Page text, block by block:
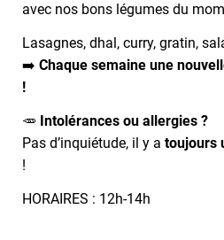
avec nos bons légumes du
Lasagnes, dhal, curry, gratin,
➡️ Chaque semaine une
!
🥕 Intolérances ou allergies ?
Pas d’inquiétude, il y a toujours
!
HORAIRES : 12h-14h